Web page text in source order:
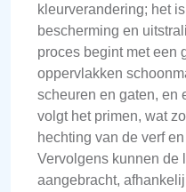
kleurverandering; het
bescherming en
proces begint met een
oppervlakken
scheuren en gaten, en
volgt het primen, wat
hechting van de verf
Vervolgens kunnen de
aangebracht,